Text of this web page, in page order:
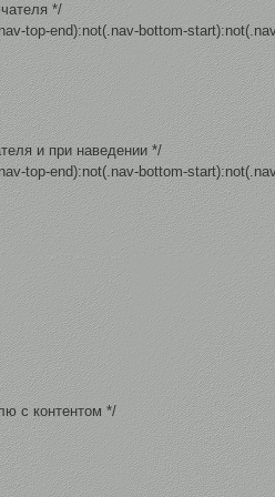
*/
top-end):not(.nav-bottom-
и при наведении */
top-end):not(.nav-bottom-
с контентом */